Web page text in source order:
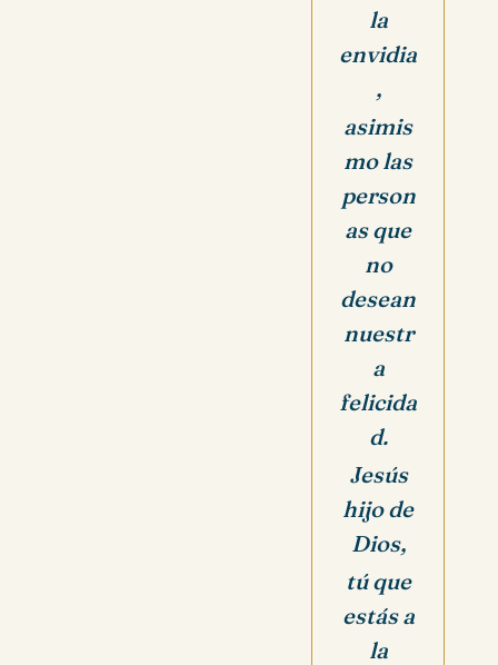
la
envidia
,
asimis
mo las
person
as que
no
desean
nuestr
a
felicida
d.
Jesús
hijo de
Dios,
tú que
estás a
la